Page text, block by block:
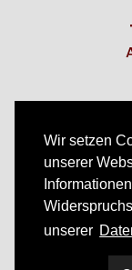
Wir setzen
unserer
unserer